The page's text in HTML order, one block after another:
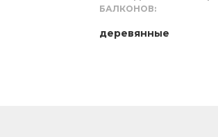
БАЛКОНОВ:
деревянные